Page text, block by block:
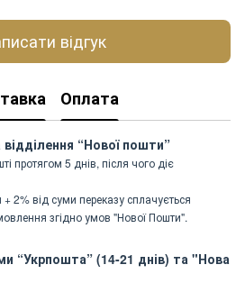
відгук
Оплата
“Нової пошти”
протягом 5 днів, після чого діє
+ 2% від суми переказу сплачується
згідно умов "Нової Пошти".
“Укрпошта” (14-21 днів) та "Нова